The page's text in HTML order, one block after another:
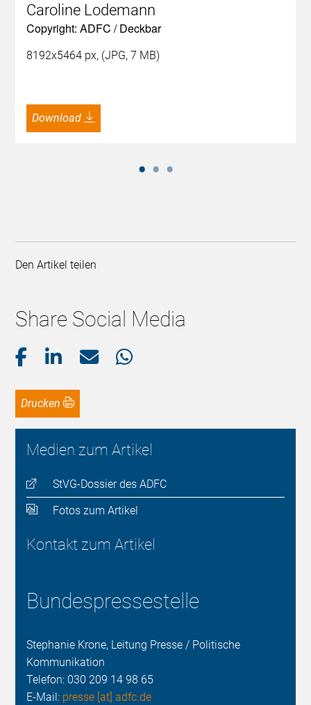
Caroline Lodemann
Copyright: ADFC / Deckbar
8192x5464 px, (JPG, 7 MB)
Download
Den Artikel teilen
Share Social Media
Drucken
Medien zum Artikel
StVG-Dossier des ADFC
Fotos zum Artikel
Kontakt zum Artikel
Bundespressestelle
Stephanie Krone, Leitung Presse / Politische
Kommunikation
Telefon: 030 209 14 98 65
E-Mail: presse [at] adfc.de